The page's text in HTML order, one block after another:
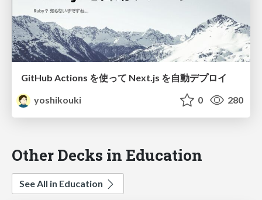
GitHub Actions を使って Next.js を自動デプロイ
yoshikouki
0 280
Other Decks in Education
See All in Education